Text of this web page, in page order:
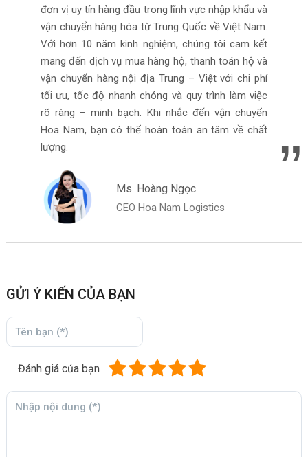
đơn vị uy tín hàng đầu trong lĩnh vực nhập khẩu và
vận chuyển hàng hóa từ Trung Quốc về Việt Nam.
Với hơn 10 năm kinh nghiệm, chúng tôi cam kết
mang đến dịch vụ mua hàng hộ, thanh toán hộ và
vận chuyển hàng nội địa Trung – Việt với chi phí
tối ưu, tốc độ nhanh chóng và quy trình làm việc
rõ ràng – minh bạch. Khi nhắc đến vận chuyển
Hoa Nam, bạn có thể hoàn toàn an tâm về chất
lượng.
Ms. Hoàng Ngọc
CEO Hoa Nam Logistics
GỬI Ý KIẾN CỦA BẠN
Đánh giá của bạn